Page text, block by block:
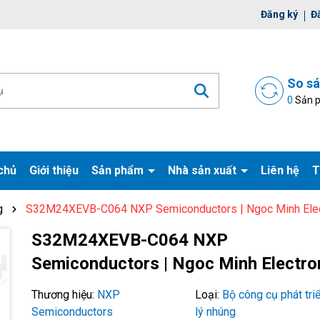
đợi bạn Đăng ký
So
0 Sản
Giới thiệu Sản phẩm Nhà sản xuất Liên hệ
S32M24XEVB-C064 NXP Semiconductors | Ngoc Minh
S32M24XEVB-C064 NXP
Semiconductors | Ngoc Minh
Thương hiệu: NXP
Semiconductors
Loại: Bộ công cụ phát
lý nhúng
Mã giảm giá:
Ngày hết hạn:
Điều kiện: